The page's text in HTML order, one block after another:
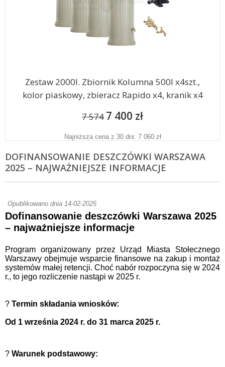
Zestaw 2000l. Zbiornik Kolumna 500l x4szt.,
kolor piaskowy, zbieracz Rapido x4, kranik x4
7 574 7 400 zł
Najniższa cena z 30 dni: 7 060 zł
DOFINANSOWANIE DESZCZÓWKI WARSZAWA
2025 – NAJWAŻNIEJSZE INFORMACJE
Opublikowano dnia 14-02-2025
Dofinansowanie deszczówki Warszawa 2025
– najważniejsze informacje
Program organizowany przez Urząd Miasta Stołecznego
Warszawy obejmuje wsparcie finansowe na zakup i montaż
systemów małej retencji. Choć nabór rozpoczyna się w 2024
r., to jego rozliczenie nastąpi w 2025 r.
? Termin składania wniosków:
Od 1 września 2024 r. do 31 marca 2025 r.
? Warunek podstawowy: